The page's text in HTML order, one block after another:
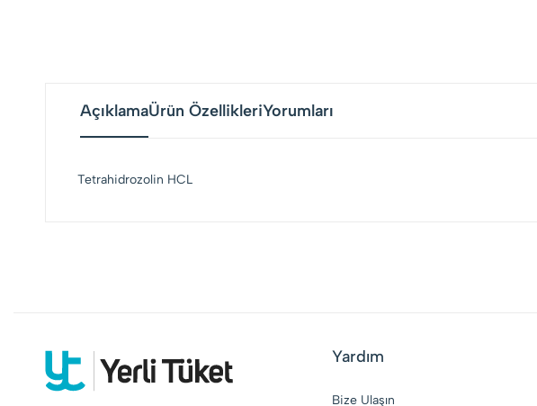
AçıklamaÜrün ÖzellikleriYorumları
Tetrahidrozolin HCL
Yardım
Bize Ulaşın